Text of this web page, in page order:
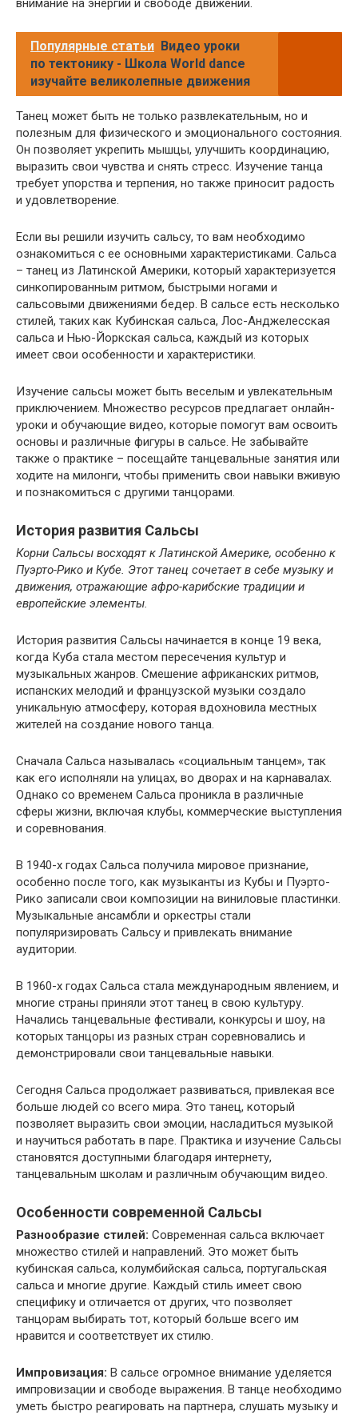
внимание на энергии и свободе движений.
Популярные статьи Видео уроки
по тектонику - Школа World dance
изучайте великолепные движения
Танец может быть не только развлекательным, но и
полезным для физического и эмоционального состояния.
Он позволяет укрепить мышцы, улучшить координацию,
выразить свои чувства и снять стресс. Изучение танца
требует упорства и терпения, но также приносит радость
и удовлетворение.
Если вы решили изучить сальсу, то вам необходимо
ознакомиться с ее основными характеристиками. Сальса
– танец из Латинской Америки, который характеризуется
синкопированным ритмом, быстрыми ногами и
сальсовыми движениями бедер. В сальсе есть несколько
стилей, таких как Кубинская сальса, Лос-Анджелесская
сальса и Нью-Йоркская сальса, каждый из которых
имеет свои особенности и характеристики.
Изучение сальсы может быть веселым и увлекательным
приключением. Множество ресурсов предлагает онлайн-
уроки и обучающие видео, которые помогут вам освоить
основы и различные фигуры в сальсе. Не забывайте
также о практике – посещайте танцевальные занятия или
ходите на милонги, чтобы применить свои навыки вживую
и познакомиться с другими танцорами.
История развития Сальсы
Корни Сальсы восходят к Латинской Америке, особенно к
Пуэрто-Рико и Кубе. Этот танец сочетает в себе музыку и
движения, отражающие афро-карибские традиции и
европейские элементы.
История развития Сальсы начинается в конце 19 века,
когда Куба стала местом пересечения культур и
музыкальных жанров. Смешение африканских ритмов,
испанских мелодий и французской музыки создало
уникальную атмосферу, которая вдохновила местных
жителей на создание нового танца.
Сначала Сальса называлась «социальным танцем», так
как его исполняли на улицах, во дворах и на карнавалах.
Однако со временем Сальса проникла в различные
сферы жизни, включая клубы, коммерческие выступления
и соревнования.
В 1940-х годах Сальса получила мировое признание,
особенно после того, как музыканты из Кубы и Пуэрто-
Рико записали свои композиции на виниловые пластинки.
Музыкальные ансамбли и оркестры стали
популяризировать Сальсу и привлекать внимание
аудитории.
В 1960-х годах Сальса стала международным явлением, и
многие страны приняли этот танец в свою культуру.
Начались танцевальные фестивали, конкурсы и шоу, на
которых танцоры из разных стран соревновались и
демонстрировали свои танцевальные навыки.
Сегодня Сальса продолжает развиваться, привлекая все
больше людей со всего мира. Это танец, который
позволяет выразить свои эмоции, насладиться музыкой
и научиться работать в паре. Практика и изучение Сальсы
становятся доступными благодаря интернету,
танцевальным школам и различным обучающим видео.
Особенности современной Сальсы
Разнообразие стилей: Современная сальса включает
множество стилей и направлений. Это может быть
кубинская сальса, колумбийская сальса, португальская
сальса и многие другие. Каждый стиль имеет свою
специфику и отличается от других, что позволяет
танцорам выбирать тот, который больше всего им
нравится и соответствует их стилю.
Импровизация: В сальсе огромное внимание уделяется
импровизации и свободе выражения. В танце необходимо
уметь быстро реагировать на партнера, слушать музыку и